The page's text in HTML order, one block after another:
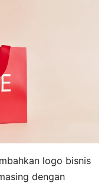
logo bisnis
dengan